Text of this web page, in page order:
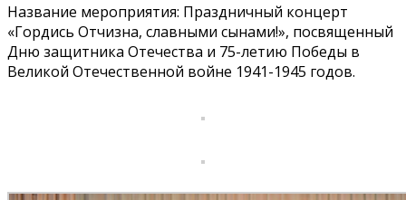
Название мероприятия: Праздничный концерт
«Гордись Отчизна, славными сынами!», посвященный
Дню защитника Отечества и 75-летию Победы в
Великой Отечественной войне 1941-1945 годов.